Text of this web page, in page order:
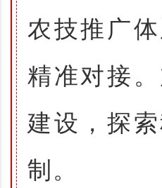
农技推广
精准对接
建设，探
制。